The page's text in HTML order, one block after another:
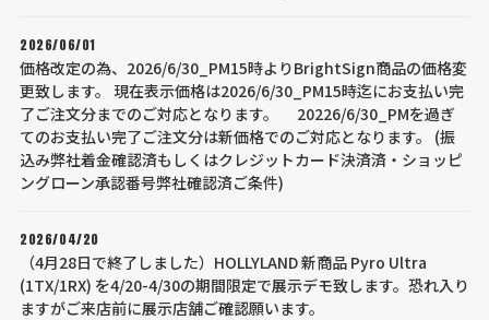
2026/06/01
価格改定の為、2026/6/30_PM15時よりBrightSign商品の価格変
更致します。 現在表示価格は2026/6/30_PM15時迄にお支払い完
了ご注文分までのご対応となります。 20226/6/30_PMを過ぎ
てのお支払い完了ご注文分は新価格でのご対応となります。 (振
込み弊社着金確認済もしくはクレジットカード決済済・ショッピ
ングローン承認番号弊社確認済ご条件)
2026/04/20
（4月28日で終了しました）HOLLYLAND 新商品 Pyro Ultra
(1TX/1RX) を4/20-4/30の期間限定で展示デモ致します。恐れ入り
ますがご来店前に展示店舗ご確認願います。